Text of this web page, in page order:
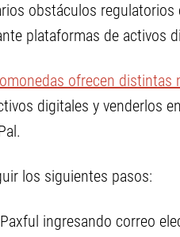
obstáculos
plataformas de activos
ofrecen distintas
digitales y venderlos
los siguientes pasos:
ingresando correo